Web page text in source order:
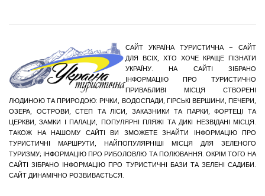
САЙТ УКРАЇНА ТУРИСТИЧНА – САЙТ
ДЛЯ ВСІХ, ХТО ХОЧЕ КРАЩЕ ПІЗНАТИ
УКРАЇНУ. НА САЙТІ ЗІБРАНО
ІНФОРМАЦІЮ ПРО ТУРИСТИЧНО
ПРИВАБЛИВІ МІСЦЯ СТВОРЕНІ
ЛЮДИНОЮ ТА ПРИРОДОЮ: РІЧКИ, ВОДОСПАДИ, ГІРСЬКІ ВЕРШИНИ, ПЕЧЕРИ,
ОЗЕРА, ОСТРОВИ, СТЕП ТА ЛІСИ, ЗАКАЗНИКИ ТА ПАРКИ, ФОРТЕЦІ ТА
ЦЕРКВИ, ЗАМКИ І ПАЛАЦИ, ПОПУЛЯРНІ ПЛЯЖІ ТА ДИКІ НЕЗВІДАНІ МІСЦЯ.
ТАКОЖ НА НАШОМУ САЙТІ ВИ ЗМОЖЕТЕ ЗНАЙТИ ІНФОРМАЦІЮ ПРО
ТУРИСТИЧНІ МАРШРУТИ, НАЙПОПУЛЯРНІШІ МІСЦЯ ДЛЯ ЗЕЛЕНОГО
ТУРИЗМУ; ІНФОРМАЦІЮ ПРО РИБОЛОВЛЮ ТА ПОЛЮВАННЯ. ОКРІМ ТОГО НА
САЙТІ ЗІБРАНО ІНФОРМАЦІЮ ПРО ТУРИСТИЧНІ БАЗИ ТА ЗЕЛЕНІ САДИБИ.
САЙТ ДИНАМІЧНО РОЗВИВАЄТЬСЯ.